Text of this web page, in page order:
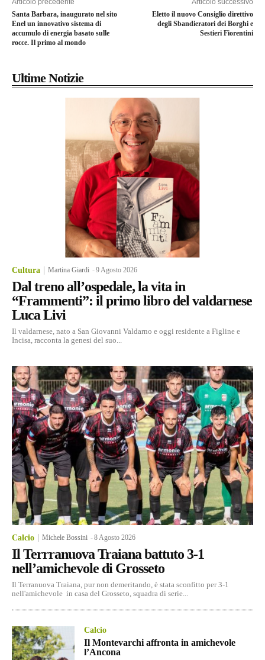
Articolo precedente
Santa Barbara, inaugurato nel sito
Enel un innovativo sistema di
accumulo di energia basato sulle
rocce. Il primo al mondo
Articolo successivo
Eletto il nuovo Consiglio direttivo
degli Sbandieratori dei Borghi e
Sestieri Fiorentini
Ultime Notizie
Cultura Martina Giardi -9 Agosto 2026
Dal treno all’ospedale, la vita in
“Frammenti”: il primo libro del valdarnese
Luca Livi
Il valdarnese, nato a San Giovanni Valdarno e oggi residente a Figline e
Incisa, racconta la genesi del suo...
Calcio Michele Bossini -8 Agosto 2026
Il Terrranuova Traiana battuto 3-1
nell’amichevole di Grosseto
Il Terranuova Traiana, pur non demeritando, è stata sconfitto per 3-1
nell'amichevole in casa del Grosseto, squadra di serie...
Calcio
Il Montevarchi affronta in amichevole
l’Ancona